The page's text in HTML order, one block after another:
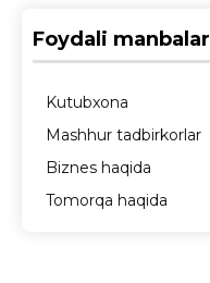
Foydali manbalar
Kutubxona
Mashhur tadbirkorlar
Biznes haqida
Tomorqa haqida